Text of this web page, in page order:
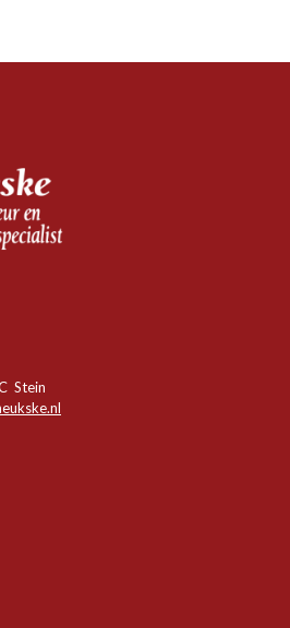
Stein